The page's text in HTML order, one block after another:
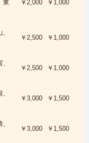
東
￥2,000 ￥1,000
￥2,500 ￥1,000
￥2,500 ￥1,000
￥3,000 ￥1,500
￥3,000 ￥1,500